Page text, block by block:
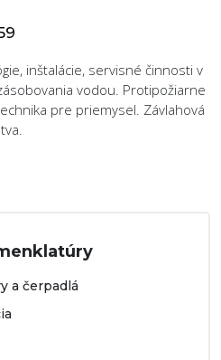
inštalácie, servisné činnosti v
vodou. Protipožiarne
pre priemysel. Závlahová
a čerpadlá